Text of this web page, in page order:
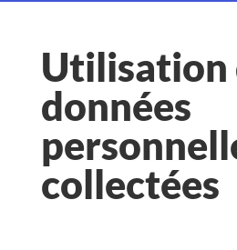
Utilisation
données
collectées